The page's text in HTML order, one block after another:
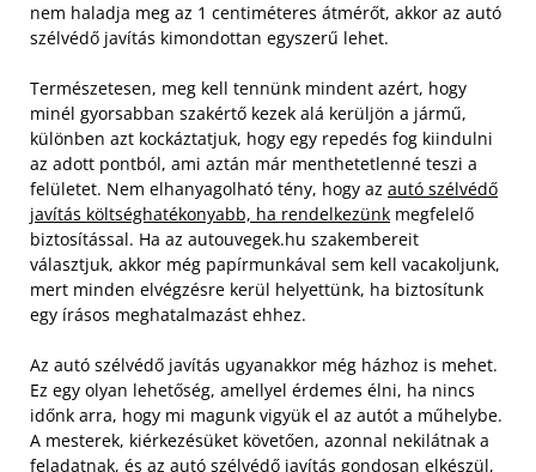
nem haladja meg az 1 centiméteres átmérőt, akkor az autó
szélvédő javítás kimondottan egyszerű lehet.
Természetesen, meg kell tennünk mindent azért, hogy
minél gyorsabban szakértő kezek alá kerüljön a jármű,
különben azt kockáztatjuk, hogy egy repedés fog kiindulni
az adott pontból, ami aztán már menthetetlenné teszi a
felületet. Nem elhanyagolható tény, hogy az autó szélvédő
javítás költséghatékonyabb, ha rendelkezünk megfelelő
biztosítással. Ha az autouvegek.hu szakembereit
választjuk, akkor még papírmunkával sem kell vacakoljunk,
mert minden elvégzésre kerül helyettünk, ha biztosítunk
egy írásos meghatalmazást ehhez.
Az autó szélvédő javítás ugyanakkor még házhoz is mehet.
Ez egy olyan lehetőség, amellyel érdemes élni, ha nincs
időnk arra, hogy mi magunk vigyük el az autót a műhelybe.
A mesterek, kiérkezésüket követően, azonnal nekilátnak a
feladatnak, és az autó szélvédő javítás gondosan elkészül,